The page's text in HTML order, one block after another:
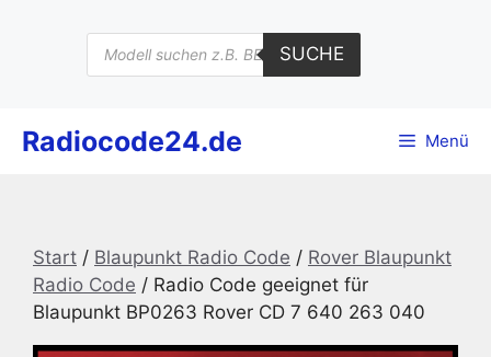
Products
search
SUCHE
Radiocode24.de Menü
Start / Blaupunkt Radio Code / Rover Blaupunkt
Radio Code / Radio Code geeignet für
Blaupunkt BP0263 Rover CD 7 640 263 040